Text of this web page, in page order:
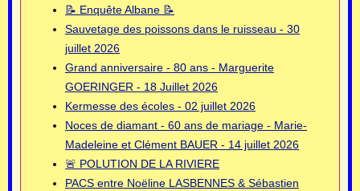
📝 Enquête Albane 📝
Sauvetage des poissons dans le ruisseau - 30
juillet 2026
Grand anniversaire - 80 ans - Marguerite
GOERINGER - 18 Juillet 2026
Kermesse des écoles - 02 juillet 2026
Noces de diamant - 60 ans de mariage - Marie-
Madeleine et Clément BAUER - 14 juillet 2026
🚨 POLUTION DE LA RIVIERE
PACS entre Noëline LASBENNES & Sébastien